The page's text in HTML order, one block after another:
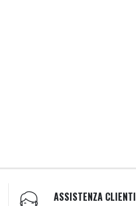
ASSISTENZA CLIENTI